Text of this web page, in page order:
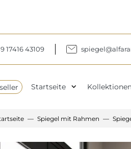
17416 43109
Startseite expand_more
Spiegel mit Rahmen